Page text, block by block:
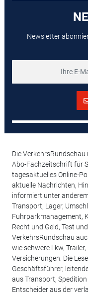
Newsletter
Die
Abo-Fachzeitschrift für
tagesaktuelles Online-
aktuelle Nachrichten,
informiert unter
Transport, Lager,
Fuhrparkmanagement,
Recht und Geld, Test
VerkehrsRundschau
wie schwere Lkw,
Versicherungen. Die
Geschäftsführer,
aus Transport,
Entscheider aus der